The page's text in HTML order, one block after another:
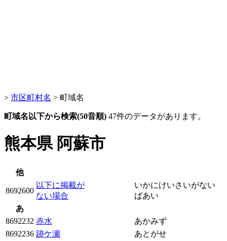
> 市区町村名 > 町域名
町域名以下から検索(50音順) 47件のデータがあります。
熊本県 阿蘇市
他
8692600
以下に掲載が
ない場合
いかにけいさいがない
ばあい
あ
8692232 赤水
あかみず
8692236 跡ケ瀬 あとがせ